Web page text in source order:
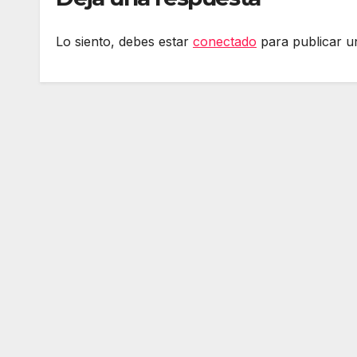
bideojoko fisikoen
Lo siento, debes estar conectado para publicar